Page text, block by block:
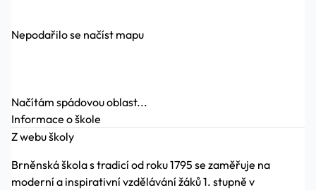
Nepodařilo se načíst mapu
Načítám spádovou oblast...
Informace o škole
Z webu školy
Brněnská škola s tradicí od roku 1795 se zaměřuje na
moderní a inspirativní vzdělávání žáků 1. stupně v